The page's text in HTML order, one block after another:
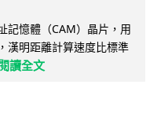
記憶體（CAM）晶片，用
漢明距離計算速度比標準
讀全文